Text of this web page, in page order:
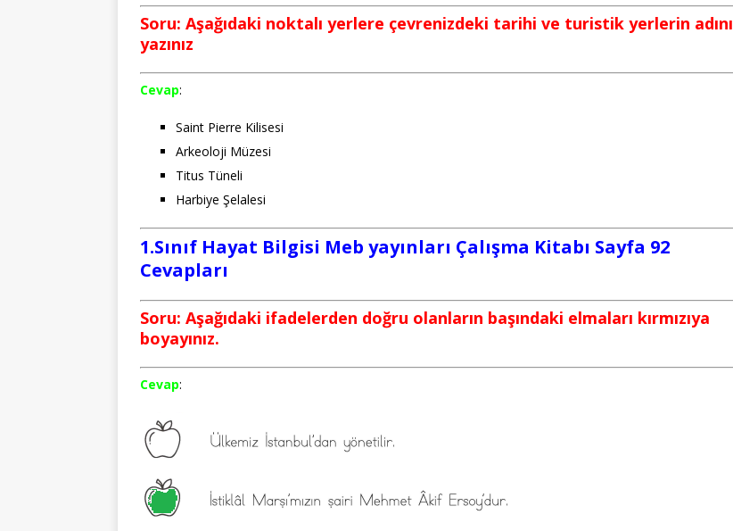
Soru: Aşağıdaki noktalı yerlere çevrenizdeki tarihi ve turistik yerlerin adını
yazınız
Cevap:
Saint Pierre Kilisesi
Arkeoloji Müzesi
Titus Tüneli
Harbiye Şelalesi
1.Sınıf Hayat Bilgisi Meb yayınları Çalışma Kitabı Sayfa 92
Cevapları
Soru: Aşağıdaki ifadelerden doğru olanların başındaki elmaları kırmızıya
boyayınız.
Cevap: